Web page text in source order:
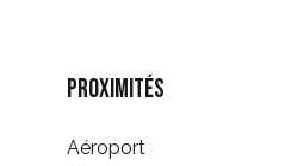
Proximités
Aéroport